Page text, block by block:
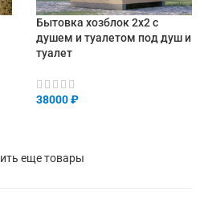
Бытовка хозблок 2х2 с
душем и туалетом под душ и
туалет
38000₽
еще товары